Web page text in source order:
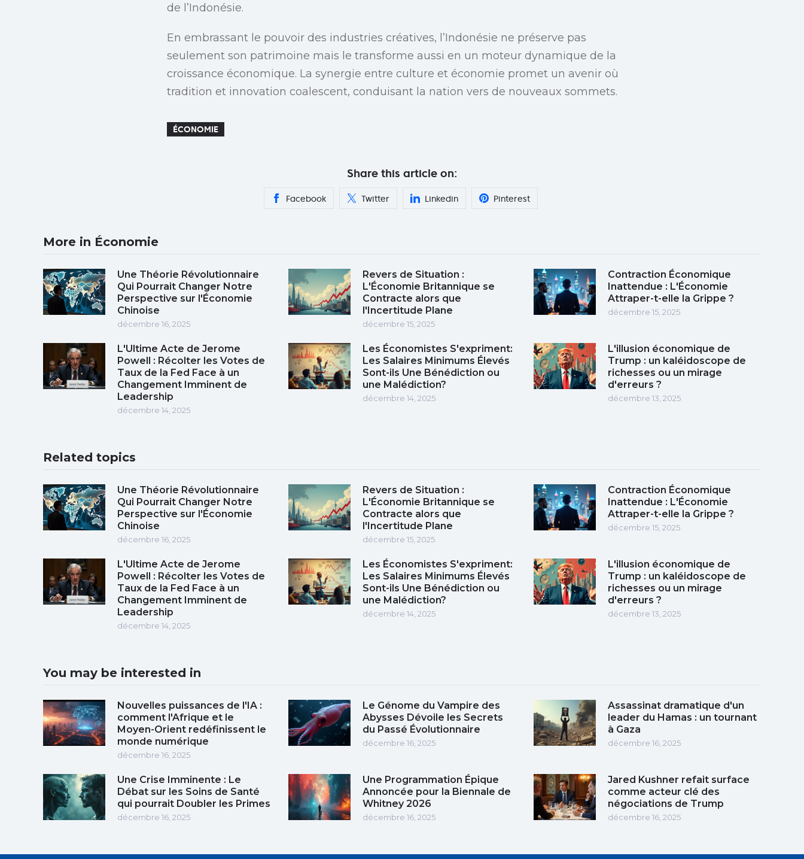
de l’Indonésie.
En embrassant le pouvoir des industries créatives, l’Indonésie ne préserve pas
seulement son patrimoine mais le transforme aussi en un moteur dynamique de la
croissance économique. La synergie entre culture et économie promet un avenir où
tradition et innovation coalescent, conduisant la nation vers de nouveaux sommets.
ÉCONOMIE
Share this article on:
Facebook Twitter Linkedin Pinterest
More in Économie
Une Théorie Révolutionnaire
Qui Pourrait Changer Notre
Perspective sur l'Économie
Chinoise
décembre 16, 2025
Revers de Situation :
L'Économie Britannique se
Contracte alors que
l'Incertitude Plane
décembre 15, 2025
Contraction Économique
Inattendue : L'Économie
Attraper-t-elle la Grippe ?
décembre 15, 2025
L'Ultime Acte de Jerome
Powell : Récolter les Votes de
Taux de la Fed Face à un
Changement Imminent de
Leadership
décembre 14, 2025
Les Économistes S'expriment:
Les Salaires Minimums Élevés
Sont-ils Une Bénédiction ou
une Malédiction?
décembre 14, 2025
L'illusion économique de
Trump : un kaléidoscope de
richesses ou un mirage
d'erreurs ?
décembre 13, 2025
Related topics
Une Théorie Révolutionnaire
Qui Pourrait Changer Notre
Perspective sur l'Économie
Chinoise
décembre 16, 2025
Revers de Situation :
L'Économie Britannique se
Contracte alors que
l'Incertitude Plane
décembre 15, 2025
Contraction Économique
Inattendue : L'Économie
Attraper-t-elle la Grippe ?
décembre 15, 2025
L'Ultime Acte de Jerome
Powell : Récolter les Votes de
Taux de la Fed Face à un
Changement Imminent de
Leadership
décembre 14, 2025
Les Économistes S'expriment:
Les Salaires Minimums Élevés
Sont-ils Une Bénédiction ou
une Malédiction?
décembre 14, 2025
L'illusion économique de
Trump : un kaléidoscope de
richesses ou un mirage
d'erreurs ?
décembre 13, 2025
You may be interested in
Nouvelles puissances de l'IA :
comment l'Afrique et le
Moyen-Orient redéfinissent le
monde numérique
décembre 16, 2025
Le Génome du Vampire des
Abysses Dévoile les Secrets
du Passé Évolutionnaire
décembre 16, 2025
Assassinat dramatique d'un
leader du Hamas : un tournant
à Gaza
décembre 16, 2025
Une Crise Imminente : Le
Débat sur les Soins de Santé
qui pourrait Doubler les Primes
décembre 16, 2025
Une Programmation Épique
Annoncée pour la Biennale de
Whitney 2026
décembre 16, 2025
Jared Kushner refait surface
comme acteur clé des
négociations de Trump
décembre 16, 2025